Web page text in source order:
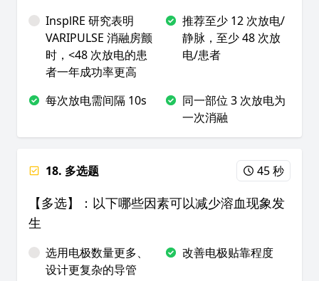
InsplRE 研究表明
VARIPULSE 消融房颤
时，<48 次放电的患
者一年成功率更高
推荐至少 12 次放电/
静脉，至少 48 次放
电/患者
每次放电需间隔 10s
同一部位 3 次放电为
一次消融
18. 多选题 45 秒
【多选】：以下哪些因素可以减少溶血现象发
生
选用电极数量更多、
设计更复杂的导管
改善电极贴靠程度